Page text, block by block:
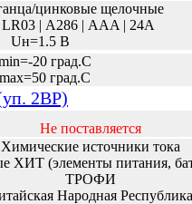
цинковые щелочные
| А286 | AAA | 24A
Uн=1.5 В
20 град.С
град.С
2BP)
Не поставляется
Химические источники тока
ХИТ (элементы питания,
ТРОФИ
Народная Республика